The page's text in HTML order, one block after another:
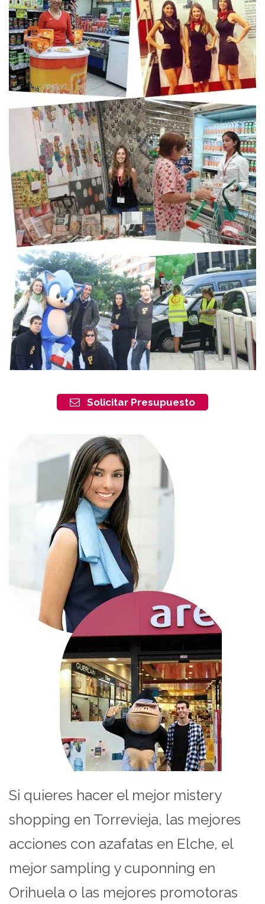
Solicitar Presupuesto
Si quieres hacer el mejor mistery
shopping en Torrevieja, las mejores
acciones con azafatas en Elche, el
mejor sampling y cuponning en
Orihuela o las mejores promotoras